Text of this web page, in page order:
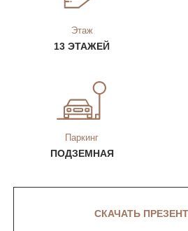
Этаж
13 ЭТАЖЕЙ
Паркинг
ПОДЗЕМНАЯ
СКАЧАТЬ